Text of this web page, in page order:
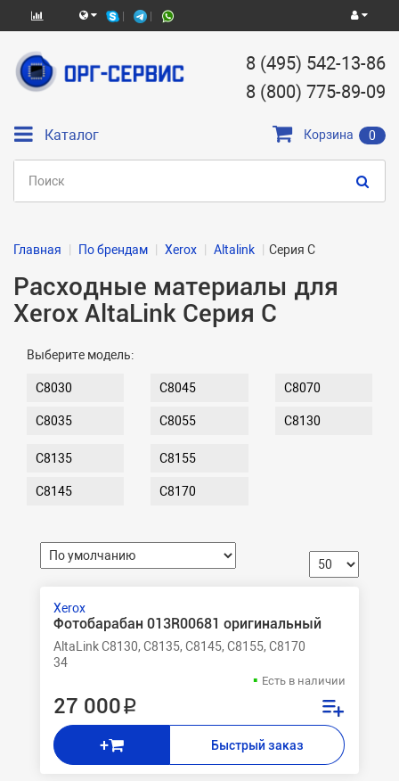
8 (495) 542-13-86
8 (800) 775-89-09
Каталог Корзина 0
Главная По брендам Xerox Altalink Серия C
Расходные материалы для
Xerox AltaLink Серия C
Выберите модель:
C8030
C8035
C8045
C8055
C8070
C8130
C8135
C8145
C8155
C8170
Xerox
Фотобарабан 013R00681 оригинальный
AltaLink С8130, С8135, С8145, С8155, С8170
34
Есть в наличии
27 000 ₽
+ Быстрый заказ